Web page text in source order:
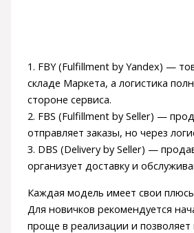
1. FBY (Fulfillment by Yandex) —
складе Маркета, а логистика
стороне сервиса.
2. FBS (Fulfillment by Seller) —
отправляет заказы, но через
3. DBS (Delivery by Seller) —
организует доставку и
Каждая модель имеет свои
Для новичков рекомендуется
проще в реализации и позволяет